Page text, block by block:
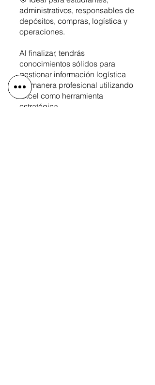
administrativos, responsables de
depósitos, compras, logística y
operaciones.
Al finalizar, tendrás
conocimientos sólidos para
gestionar información logística
de manera profesional utilizando
Excel como herramienta
estratégica.